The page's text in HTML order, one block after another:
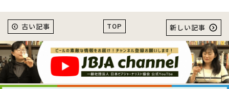
TOP
古い記事 新しい記事